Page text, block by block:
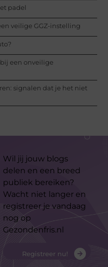
padel
veilige GGZ-instelling
een onveilige
signalen dat je het niet
Wil jij jouw blogs
delen en een breed
publiek bereiken?
Wacht niet langer en
registreer je vandaag
nog op
Gezondenfris.nl
Registreer nu!